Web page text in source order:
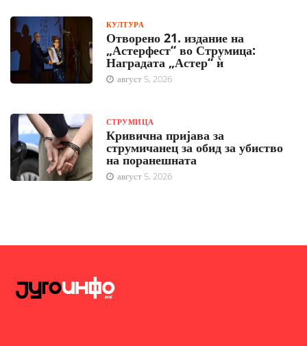
КУЛТУРА
Отворено 21. издание на
„Астерфест“ во Струмица:
Наградата „Астер“ ѝ
август 5, 2026
СТРУМИЦА
Кривична пријава за
струмичанец за обид за убиство
на поранешната
август 5, 2026